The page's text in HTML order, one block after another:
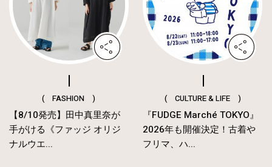
( FASHION )
【8/10発売】田中真里奈が
手がける《ファッジ オリジ
ナルウエ...
( CULTURE & LIFE )
『FUDGE Marché TOKYO』
2026年も開催決定！古着や
フリマ、ハ...